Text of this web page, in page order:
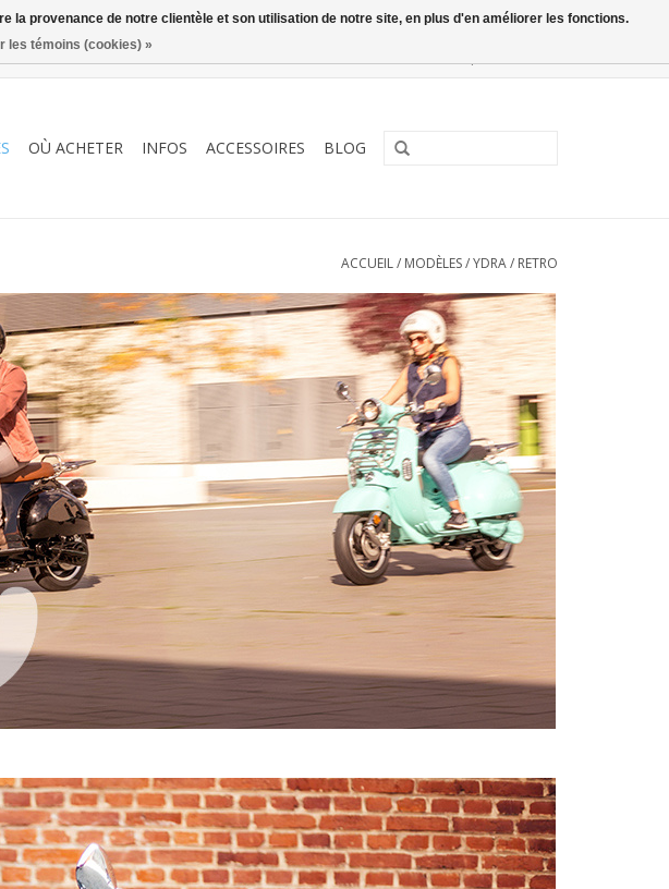
OÙ ACHETER INFOS ACCESSOIRES BLOG
ACCUEIL/ MODÈLES/YDRA/ RETRO
provenance de notre clientèle et son utilisation de notre site, en plus d'en améliorer les fonctions.
les témoins (cookies) »